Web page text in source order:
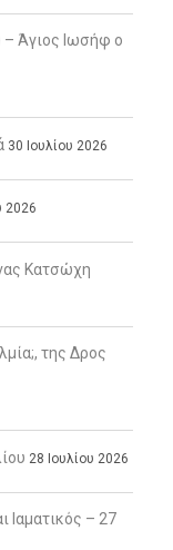
– Άγιος Ιωσήφ ο
30 Ιουλίου 2026
2026
Κατσώχη
της Δρος
28 Ιουλίου 2026
Ιαματικός – 27